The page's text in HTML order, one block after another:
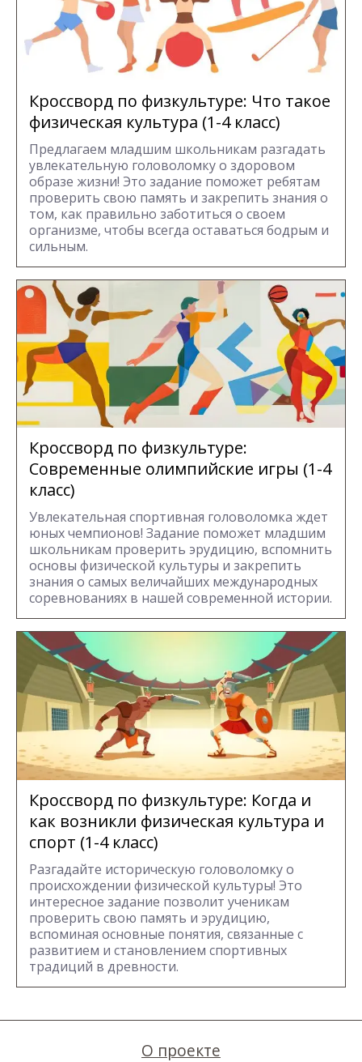
Кроссворд по физкультуре: Что такое
физическая культура (1-4 класс)
Предлагаем младшим школьникам разгадать
увлекательную головоломку о здоровом
образе жизни! Это задание поможет ребятам
проверить свою память и закрепить знания о
том, как правильно заботиться о своем
организме, чтобы всегда оставаться бодрым и
сильным.
Кроссворд по физкультуре:
Современные олимпийские игры (1-4
класс)
Увлекательная спортивная головоломка ждет
юных чемпионов! Задание поможет младшим
школьникам проверить эрудицию, вспомнить
основы физической культуры и закрепить
знания о самых величайших международных
соревнованиях в нашей современной истории.
Кроссворд по физкультуре: Когда и
как возникли физическая культура и
спорт (1-4 класс)
Разгадайте историческую головоломку о
происхождении физической культуры! Это
интересное задание позволит ученикам
проверить свою память и эрудицию,
вспоминая основные понятия, связанные с
развитием и становлением спортивных
традиций в древности.
О проекте